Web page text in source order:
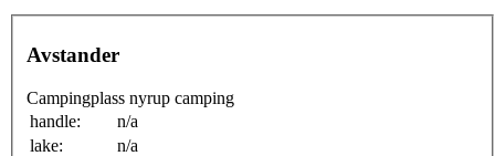
Avstander
Campingplass nyrup camping
handle:
n/a
lake:
n/a